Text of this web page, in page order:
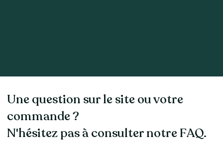
Une question sur le site ou votre
commande ?
N'hésitez pas à consulter notre FAQ.